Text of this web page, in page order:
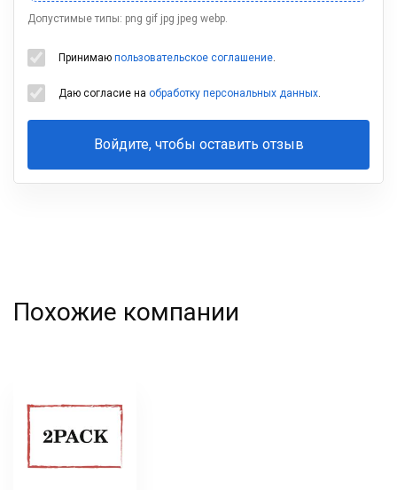
Допустимые типы: png gif jpg jpeg webp.
Принимаю пользовательское соглашение.
Даю согласие на обработку персональных данных.
Войдите, чтобы оставить отзыв
Ваша
Похожие компании